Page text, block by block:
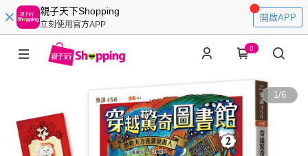
親子天下Shopping
立刻使用官方APP
開啟APP
0
1/6